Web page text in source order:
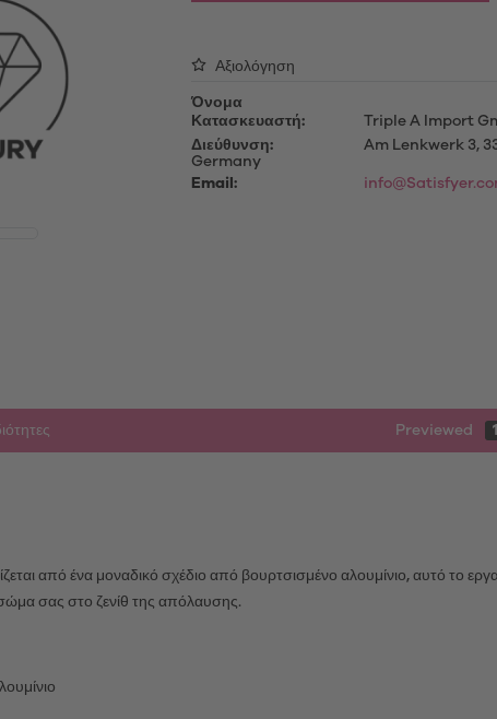
Προϊόντα περιποίησης
Μανίκια για συσκευές αυνανισμού
Sex Toy Storage
Αξιολόγηση
Όνομα
Κατασκευαστή:
Triple A Import
Διεύθυνση:
Am Lenkwerk 3,
Germany
Email:
Previewed
από ένα μοναδικό σχέδιο από βουρτσισμένο αλουμίνιο, αυτό το
σας στο ζενίθ της απόλαυσης.